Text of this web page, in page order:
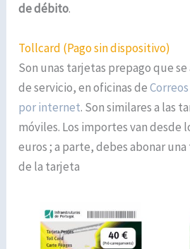
de débito.
Tollcard (Pago sin dispositivo)
Son unas tarjetas prepago que
de servicio, en oficinas de
por internet. Son similares a las
móviles. Los importes van desde
euros ; a parte, debes abonar
de la tarjeta